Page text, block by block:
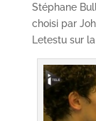
Stéphane
choisi par
Letestu sur